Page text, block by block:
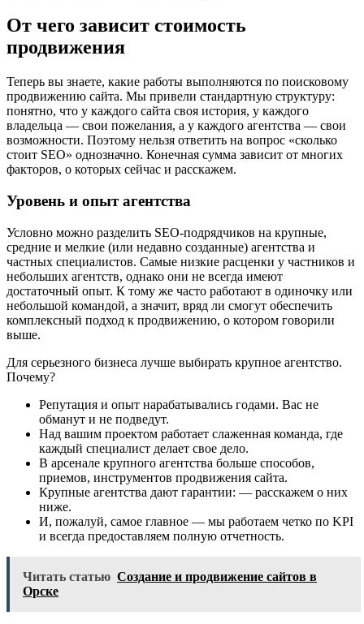
От чего зависит стоимость
продвижения
Теперь вы знаете, какие работы выполняются по поисковому
продвижению сайта. Мы привели стандартную структуру:
понятно, что у каждого сайта своя история, у каждого
владельца — свои пожелания, а у каждого агентства — свои
возможности. Поэтому нельзя ответить на вопрос «сколько
стоит SEO» однозначно. Конечная сумма зависит от многих
факторов, о которых сейчас и расскажем.
Уровень и опыт агентства
Условно можно разделить SEO-подрядчиков на крупные,
средние и мелкие (или недавно созданные) агентства и
частных специалистов. Самые низкие расценки у частников и
небольших агентств, однако они не всегда имеют
достаточный опыт. К тому же часто работают в одиночку или
небольшой командой, а значит, вряд ли смогут обеспечить
комплексный подход к продвижению, о котором говорили
выше.
Для серьезного бизнеса лучше выбирать крупное агентство.
Почему?
Репутация и опыт нарабатывались годами. Вас не
обманут и не подведут.
Над вашим проектом работает слаженная команда, где
каждый специалист делает свое дело.
В арсенале крупного агентства больше способов,
приемов, инструментов продвижения сайта.
Крупные агентства дают гарантии: — расскажем о них
ниже.
И, пожалуй, самое главное — мы работаем четко по KPI
и всегда предоставляем полную отчетность.
Читать статью Создание и продвижение сайтов в
Орске